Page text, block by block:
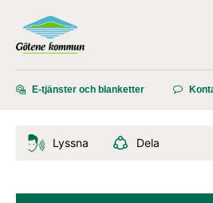
E-tjänster och blanketter
Lyssna Dela